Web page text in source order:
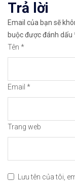
👉Thuộc
👉Xem
👉Xem
👉Xem
Trả lời
Email của bạn sẽ
buộc được đánh dấu
Tên *
Email *
Trang web
Lưu tên của tôi,